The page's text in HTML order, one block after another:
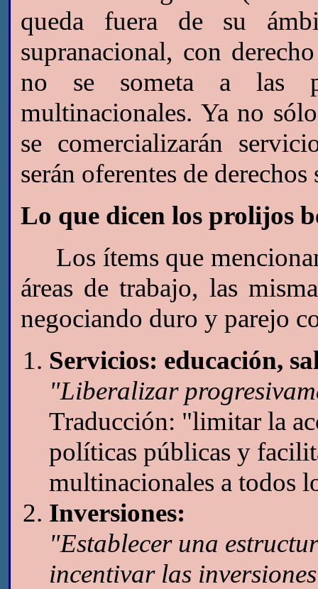
queda fuera de su
supranacional, con
no se someta a las
multinacionales. Ya no
se comercializarán
serán oferentes de derechos
Lo que dicen los prolijos
Los ítems que
áreas de trabajo, las
negociando duro y parejo
Servicios: educación,
"Liberalizar
Traducción: "limitar la
políticas públicas y
multinacionales a todos
Inversiones:
"Establecer una
incentivar las